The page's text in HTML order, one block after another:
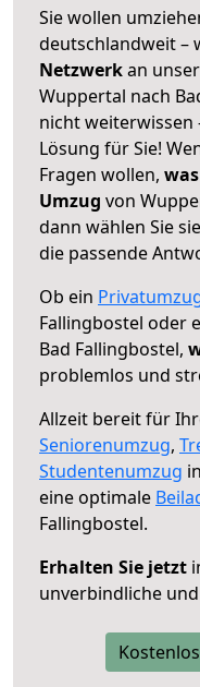
Sie wollen
deutschlandweit –
Netzwerkan
Wuppertal nach
nicht weiterwissen
Lösung für Sie!
Fragen wollen,
Umzug von
dann wählen Sie
die passende
Ob ein
Fallingbostel oder
Bad Fallingbostel,
problemlos und
Allzeit bereit für
Seniorenumzug,
Studentenumzug
eine optimale
Fallingbostel.
Erhalten Sie jetzt
unverbindliche